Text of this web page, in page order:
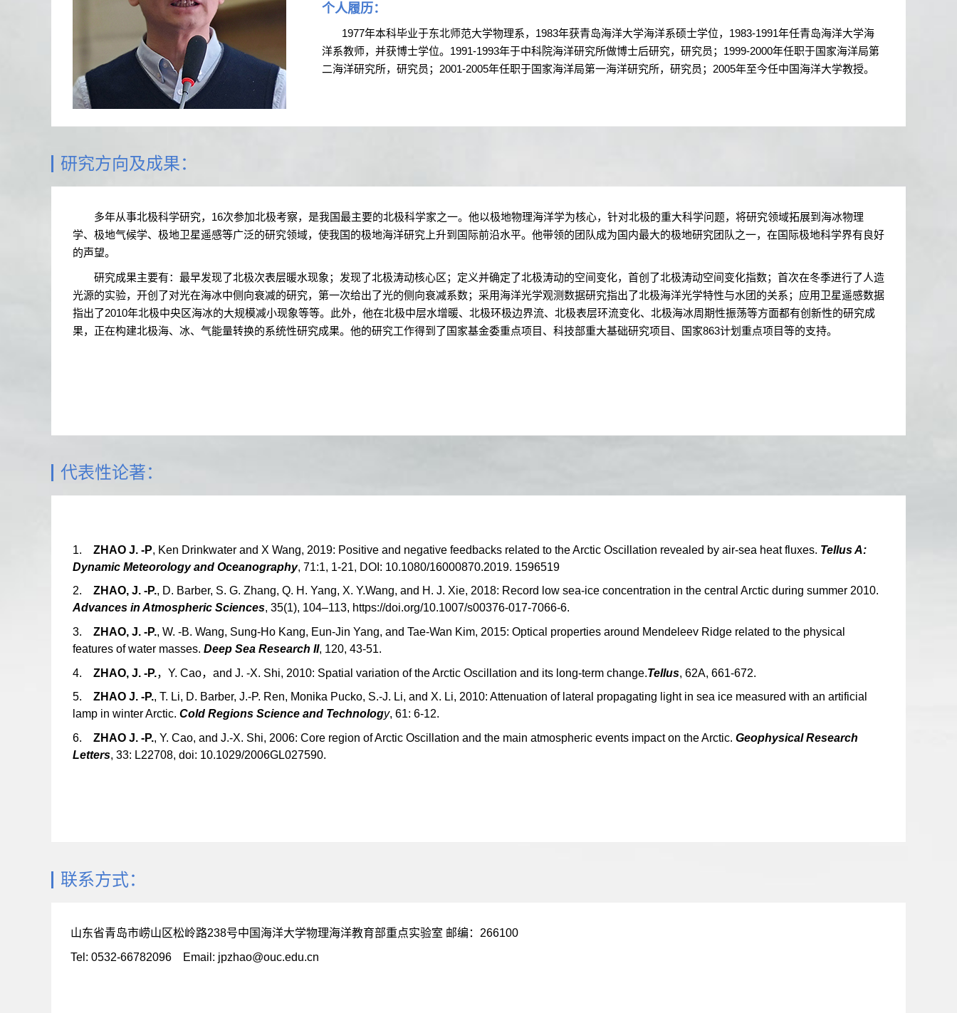
个人履历：
1977年本科毕业于东北师范大学物理系， 1983年获青岛海洋大学海洋系硕士学位， 1983-1991年任青岛海洋大学海
洋系教师，并获博士学位。 1991-1993年于中科院海洋研究所做博士后研究，研究员； 1999-2000年任职于国家海洋局第
二海洋研究所，研究员； 2001-2005年任职于国家海洋局第一海洋研究所，研究员； 2005年至今任中国海洋大学教授。
研究方向及成果：
多年从事北极科学研究， 16次参加北极考察，是我国最主要的北极科学家之一。他以极地物理海洋学为核心，针对北极的重大科学问题，将研究领域拓展到海冰物理
学、极地气候学、极地卫星遥感等广泛的研究领域，使我国的极地海洋研究上升到国际前沿水平。他带领的团队成为国内最大的极地研究团队之一，在国际极地科学界有良好
的声望。
研究成果主要有：最早发现了北极次表层暖水现象；发现了北极涛动核心区；定义并确定了北极涛动的空间变化，首创了北极涛动空间变化指数；首次在冬季进行了人造
光源的实验，开创了对光在海冰中侧向衰减的研究，第一次给出了光的侧向衰减系数；采用海洋光学观测数据研究指出了北极海洋光学特性与水团的关系；应用卫星遥感数据
指出了2010年北极中央区海冰的大规模减小现象等等。此外，他在北极中层水增暖、北极环极边界流、北极表层环流变化、北极海冰周期性振荡等方面都有创新性的研究成
果，正在构建北极海、冰、气能量转换的系统性研究成果。他的研究工作得到了国家基金委重点项目、科技部重大基础研究项目、国家863计划重点项目等的支持。
代表性论著：
1. ZHAO J. -P, Ken Drinkwater and X Wang, 2019: Positive and negative feedbacks related to the Arctic Oscillation revealed by air-sea heat fluxes. Tellus A:
Dynamic Meteorology and Oceanography, 71:1, 1-21, DOI: 10.1080/16000870.2019. 1596519
2. ZHAO, J. -P., D. Barber, S. G. Zhang, Q. H. Yang, X. Y.Wang, and H. J. Xie, 2018: Record low sea-ice concentration in the central Arctic during summer 2010.
Advances in Atmospheric Sciences, 35(1), 104–113, https://doi.org/10.1007/s00376-017-7066-6.
3. ZHAO, J. -P., W. -B. Wang, Sung-Ho Kang, Eun-Jin Yang, and Tae-Wan Kim, 2015: Optical properties around Mendeleev Ridge related to the physical
features of water masses. Deep Sea Research II, 120, 43-51.
4. ZHAO, J. -P.， Y. Cao， and J. -X. Shi, 2010: Spatial variation of the Arctic Oscillation and its long-term change.Tellus, 62A, 661-672.
5. ZHAO J. -P., T. Li, D. Barber, J.-P. Ren, Monika Pucko, S.-J. Li, and X. Li, 2010: Attenuation of lateral propagating light in sea ice measured with an artificial
lamp in winter Arctic. Cold Regions Science and Technology, 61: 6-12.
6. ZHAO J. -P., Y. Cao, and J.-X. Shi, 2006: Core region of Arctic Oscillation and the main atmospheric events impact on the Arctic. Geophysical Research
Letters, 33: L22708, doi: 10.1029/2006GL027590.
联系方式：
山东省青岛市崂山区松岭路238号中国海洋大学物理海洋教育部重点实验室 邮编：266100
Tel: 0532-66782096 Email: jpzhao@ouc.edu.cn